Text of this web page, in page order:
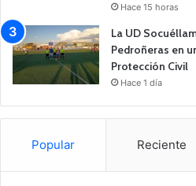
Hace 15 horas
La UD
Pedroñeras en
Protección Civil
Hace 1 día
Popular Reciente